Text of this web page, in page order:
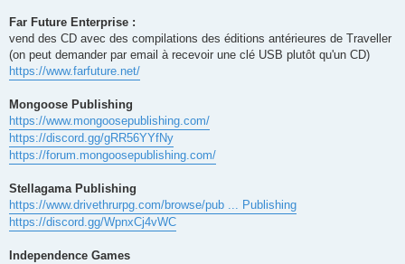
Far Future Enterprise :
vend des CD avec des compilations des éditions antérieures de Traveller
(on peut demander par email à recevoir une clé USB plutôt qu'un CD)
https://www.farfuture.net/
Mongoose Publishing
https://www.mongoosepublishing.com/
https://discord.gg/gRR56YYfNy
https://forum.mongoosepublishing.com/
Stellagama Publishing
https://www.drivethrurpg.com/browse/pub ... Publishing
https://discord.gg/WpnxCj4vWC
Independence Games